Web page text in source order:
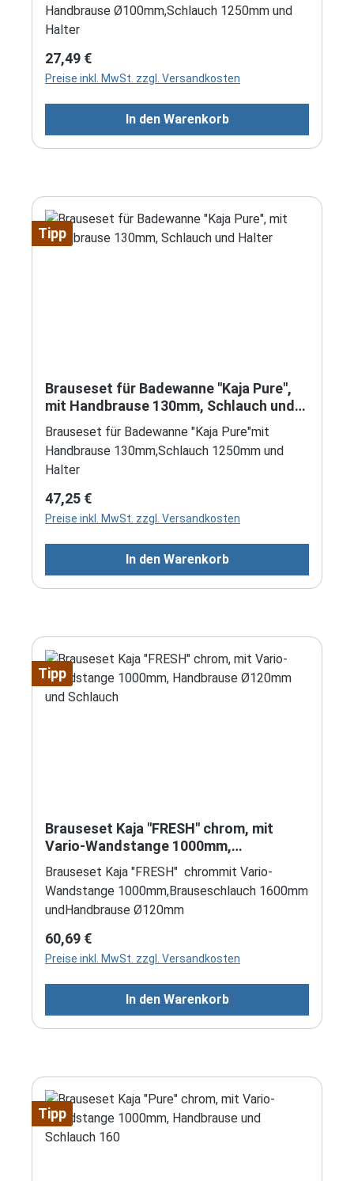
Handbrause Ø100mm,Schlauch 1250mm und
Halter
Regulärer Preis:
27,49 €
Preise inkl. MwSt. zzgl. Versandkosten
In den Warenkorb
Tipp
Brauseset für Badewanne "Kaja Pure",
mit Handbrause 130mm, Schlauch und
Halter
Brauseset für Badewanne "Kaja Pure"mit
Handbrause 130mm,Schlauch 1250mm und
Halter
Regulärer Preis:
47,25 €
Preise inkl. MwSt. zzgl. Versandkosten
In den Warenkorb
Tipp
Brauseset Kaja "FRESH" chrom, mit
Vario-Wandstange 1000mm,
Handbrause Ø120mm und Schlauch
Brauseset Kaja "FRESH" chrommit Vario-
Wandstange 1000mm,Brauseschlauch 1600mm
undHandbrause Ø120mm
Regulärer Preis:
60,69 €
Preise inkl. MwSt. zzgl. Versandkosten
In den Warenkorb
Tipp